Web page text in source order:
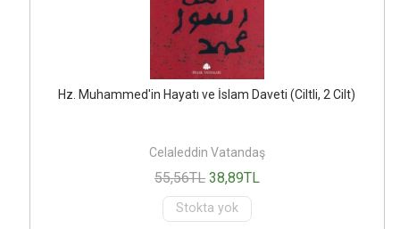
Hz. Muhammed'in Hayatı ve İslam Daveti (Ciltli, 2 Cilt)
Celaleddin Vatandaş
55,56TL 38,89TL
Stokta yok